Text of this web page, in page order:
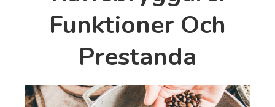
Funktioner Och
Prestanda